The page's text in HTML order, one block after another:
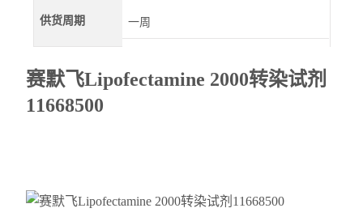
供货周期 一周
赛默飞Lipofectamine 2000转染试剂
11668500